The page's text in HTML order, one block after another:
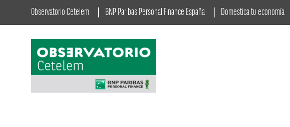
Observatorio Cetelem BNP Paribas Personal Finance España Domestica tu economía